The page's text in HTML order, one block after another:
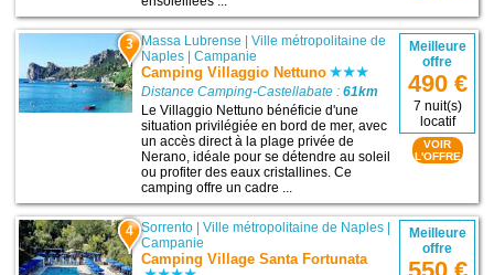
3 Massa Lubrense |Ville métropolitaine de
Naples |Campanie
Camping Villaggio Nettuno
Distance Camping-Castellabate :61km
Le Villaggio Nettuno bénéficie d'une
situation privilégiée en bord de mer, avec
un accès direct à la plage privée de
Nerano, idéale pour se détendre au soleil
ou profiter des eaux cristallines. Ce
camping offre un cadre ...
Meilleure
offre
490 €
7 nuit(s)
locatif
VOIR
L'OFFRE
4 Sorrento |Ville métropolitaine de Naples
Campanie
Camping Village Santa Fortunata
Meilleure
offre